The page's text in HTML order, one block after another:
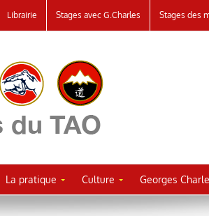
Librairie Stages avec G.Charles Stages des
La pratique Culture Georges